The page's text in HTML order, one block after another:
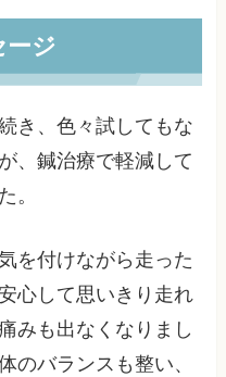
ジ
き、色々試してもな
、鍼治療で軽減して
。
を付けながら走った
心して思いきり走れ
みも出なくなりまし
のバランスも整い、